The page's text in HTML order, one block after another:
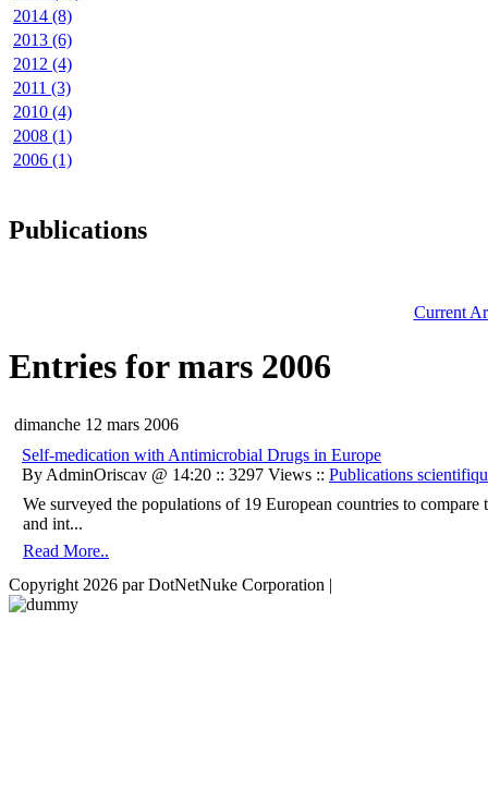
2014 (8)
2013 (6)
2012 (4)
2011 (3)
2010 (4)
2008 (1)
2006 (1)
Publications
Current
Entries for mars 2006
dimanche 12 mars 2006
Self-medication with Antimicrobial Drugs in Europe
By AdminOriscav @ 14:20 :: 3297 Views :: Publications
We surveyed the populations of 19 European countries to
and int...
Read More..
Copyright 2026 par DotNetNuke Corporation |